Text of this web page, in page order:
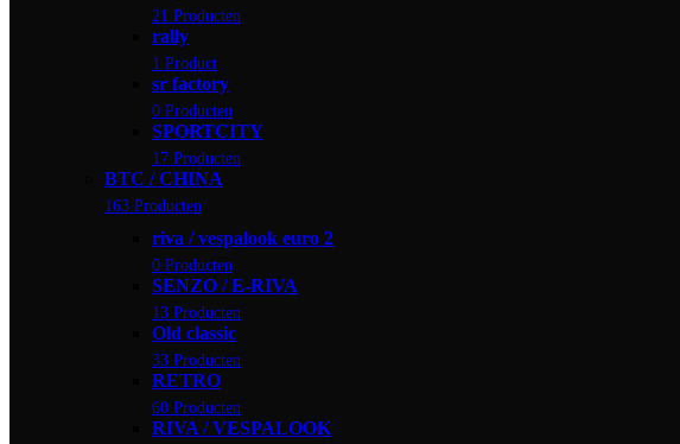
21 Producten
rally
1 Product
sr factory
0 Producten
SPORTCITY
17 Producten
BTC / CHINA
163 Producten
riva / vespalook euro 2
0 Producten
SENZO / E-RIVA
13 Producten
Old classic
33 Producten
RETRO
60 Producten
RIVA / VESPALOOK